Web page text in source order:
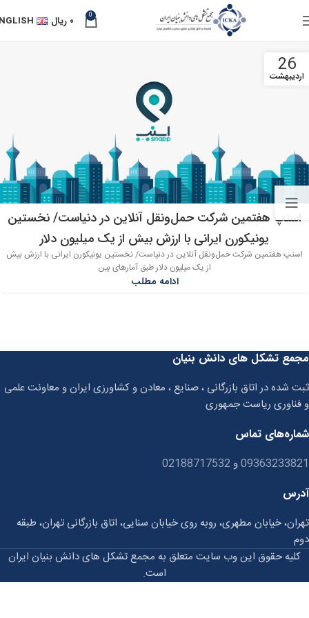
0 ۰ ریال
26
اردیبهشت
اسنپ هفتمین شرکت‌ حمل‌ونقل آنلاین در دنیاست/ نخستین
یونیکورن ایرانی با ارزش بیش از یک میلیون دلار
اسنپ هفتمین شرکت‌ حمل‌ونقل آنلاین در دنیاست/ نخستین یونیکورن ایرانی با ارزش بیش
از یک میلیون دلار طبق آمارهای بین
ادامه مطلب
مجمع تشکل های دانش بنیان
ثبت شده در اتاق بازرگانی ، صنایع ، معادن و کشاورزی ایران و معاونت علمی
و فناوری ریاست جمهوری
شماره‌های تماس
09363233821و 02188717532
آدرس
تهران، خیابان مطهری، روبه روی خیابان سنایی، اتاق بازرگانی تهران، طبقه
دوم
کلیه حقوق این وب سایت متعلق به مجمع تشکل های دانش بنیان ایران
است.